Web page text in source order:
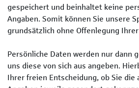
gespeichert und beinhaltet keine
Angaben. Somit können Sie unsere
grundsätzlich ohne Offenlegung
Persönliche Daten werden nur dann
uns diese von sich aus angeben.
Ihrer freien Entscheidung, ob Sie die